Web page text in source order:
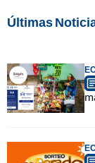
Últimas